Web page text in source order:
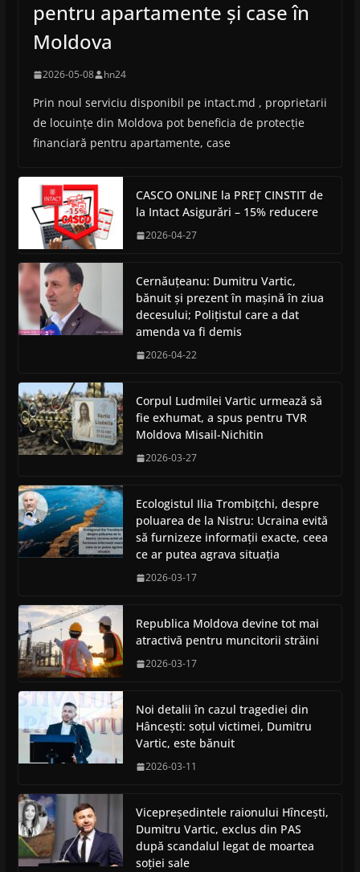
pentru apartamente și case în
Moldova
2026-05-08 hn24
Prin noul serviciu disponibil pe intact.md , proprietarii
de locuințe din Moldova pot beneficia de protecție
financiară pentru apartamente, case
CASCO ONLINE la PREȚ CINSTIT de
la Intact Asigurări – 15% reducere
2026-04-27
Cernăuțeanu: Dumitru Vartic,
bănuit și prezent în mașină în ziua
decesului; Polițistul care a dat
amenda va fi demis
2026-04-22
Corpul Ludmilei Vartic urmează să
fie exhumat, a spus pentru TVR
Moldova Misail-Nichitin
2026-03-27
Ecologistul Ilia Trombițchi, despre
poluarea de la Nistru: Ucraina evită
să furnizeze informații exacte, ceea
ce ar putea agrava situația
2026-03-17
Republica Moldova devine tot mai
atractivă pentru muncitorii străini
2026-03-17
Noi detalii în cazul tragediei din
Hâncești: soțul victimei, Dumitru
Vartic, este bănuit
2026-03-11
Vicepreședintele raionului Hîncești,
Dumitru Vartic, exclus din PAS
după scandalul legat de moartea
soției sale